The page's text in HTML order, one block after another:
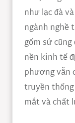
như lạc đà
ngành nghề
gốm sứ
nền kinh tế
phương vẫn
truyền thống
mắt và chất